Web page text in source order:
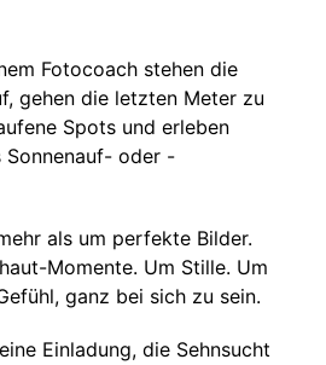
Fotocoach stehen die
gehen die letzten Meter zu
Spots und erleben
oder -
als um perfekte Bilder.
Momente. Um Stille. Um
ganz bei sich zu sein.
Einladung, die Sehnsucht